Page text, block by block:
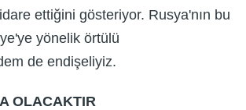
ettiğini gösteriyor. Rusya'nın bu
yönelik örtülü
de endişeliyiz.
OLACAKTIR